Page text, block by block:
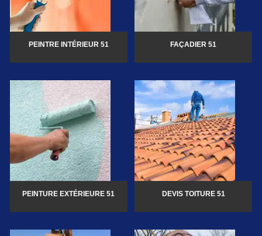
PEINTRE INTÉRIEUR 51 FAÇADIER 51
PEINTURE EXTÉRIEURE 51 DEVIS TOITURE 51